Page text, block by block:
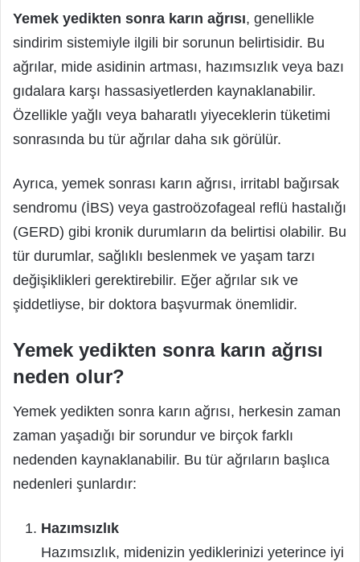
Yemek yedikten sonra karın ağrısı, genellikle
sindirim sistemiyle ilgili bir sorunun belirtisidir. Bu
ağrılar, mide asidinin artması, hazımsızlık veya bazı
gıdalara karşı hassasiyetlerden kaynaklanabilir.
Özellikle yağlı veya baharatlı yiyeceklerin tüketimi
sonrasında bu tür ağrılar daha sık görülür.
Ayrıca, yemek sonrası karın ağrısı, irritabl bağırsak
sendromu (İBS) veya gastroözofageal reflü hastalığı
(GERD) gibi kronik durumların da belirtisi olabilir. Bu
tür durumlar, sağlıklı beslenmek ve yaşam tarzı
değişiklikleri gerektirebilir. Eğer ağrılar sık ve
şiddetliyse, bir doktora başvurmak önemlidir.
Yemek yedikten sonra karın ağrısı
neden olur?
Yemek yedikten sonra karın ağrısı, herkesin zaman
zaman yaşadığı bir sorundur ve birçok farklı
nedenden kaynaklanabilir. Bu tür ağrıların başlıca
nedenleri şunlardır:
Hazımsızlık
Hazımsızlık, midenizin yediklerinizi yeterince iyi